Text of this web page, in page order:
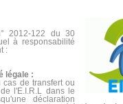
2012-122 du 30
à responsabilité
:
légale :
cas de transfert ou
l'E.I.R.L dans le
déclaration